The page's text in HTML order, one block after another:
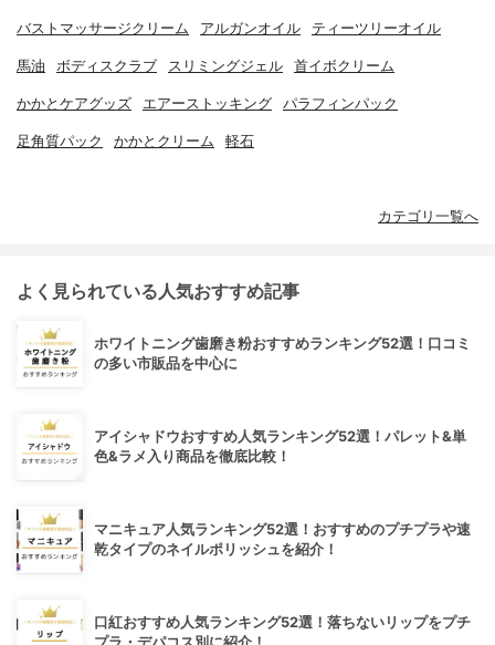
バストマッサージクリーム アルガンオイル ティーツリーオイル
馬油 ボディスクラブ スリミングジェル 首イボクリーム
かかとケアグッズ エアーストッキング パラフィンパック
足角質パック かかとクリーム 軽石
カテゴリ一覧へ
よく見られている人気おすすめ記事
ホワイトニング歯磨き粉おすすめランキング52選！口コミ
の多い市販品を中心に
アイシャドウおすすめ人気ランキング52選！パレット&単
色&ラメ入り商品を徹底比較！
マニキュア人気ランキング52選！おすすめのプチプラや速
乾タイプのネイルポリッシュを紹介！
口紅おすすめ人気ランキング52選！落ちないリップをプチ